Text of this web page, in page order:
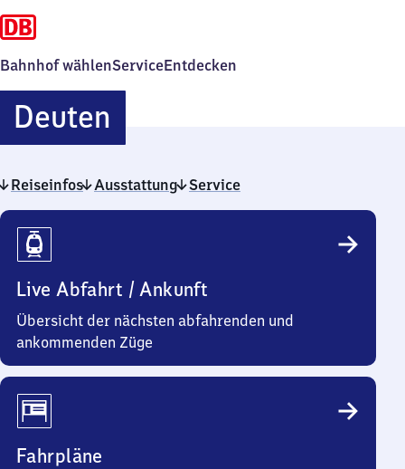
Bahnhof wählenServiceEntdecken
DeutenDeuten
Reiseinfos Ausstattung Service
Reiseinfos
Live Abfahrt / Ankunft
Übersicht der nächsten abfahrenden und
ankommenden Züge
Fahrpläne